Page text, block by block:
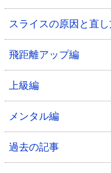
スライスの原因と直し
飛距離アップ編
上級編
メンタル編
過去の記事